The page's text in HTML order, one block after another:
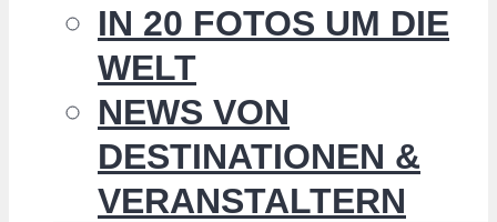
IN 20 FOTOS UM DIE
WELT
NEWS VON
DESTINATIONEN &
VERANSTALTERN